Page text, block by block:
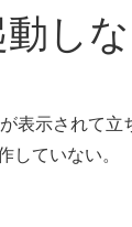
し
表示されて立
していない。